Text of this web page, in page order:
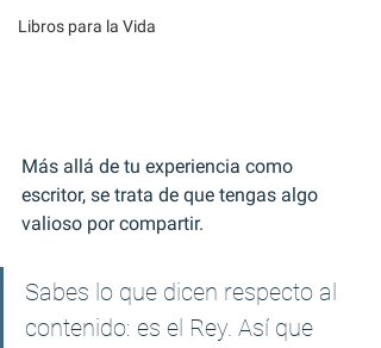
Libros para la Vida
Más allá de tu experiencia como
escritor, se trata de que tengas algo
valioso por compartir.
Sabes lo que dicen respecto al
contenido: es el Rey. Así que